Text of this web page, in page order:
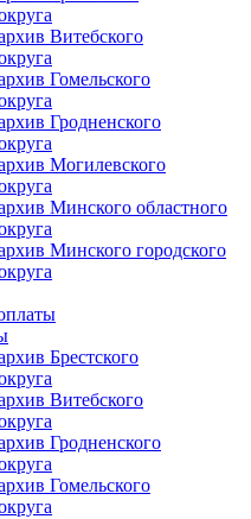
Витебского
Гомельского
Гродненского
Могилевского
Минского областного
Минского городского
Брестского
Витебского
Гродненского
Гомельского